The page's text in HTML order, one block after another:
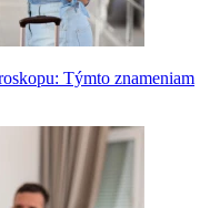
Týmto znameniam